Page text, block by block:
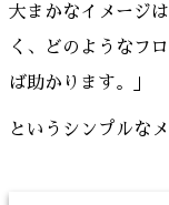
大まかなイメージ
く、どのようなフ
ば助かります。」
というシンプルな